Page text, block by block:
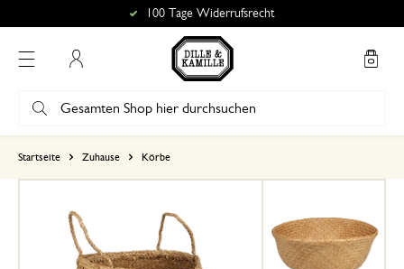
100 Tage Widerrufsrecht
Startseite Zuhause Körbe